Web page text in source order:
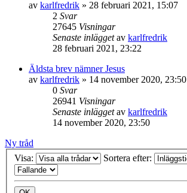
av karlfredrik » 28 februari 2021, 15:07
2 Svar
27645 Visningar
Senaste inläggetav karlfredrik
28 februari 2021, 23:22
Äldsta brev nämner Jesus
av karlfredrik » 14 november 2020, 23:50
0 Svar
26941 Visningar
Senaste inläggetav karlfredrik
14 november 2020, 23:50
Ny tråd
Visa:
Sortera efter: